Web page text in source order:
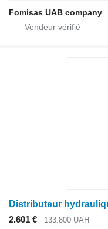
Fomisas UAB company
2.601 € 133.800 UAH